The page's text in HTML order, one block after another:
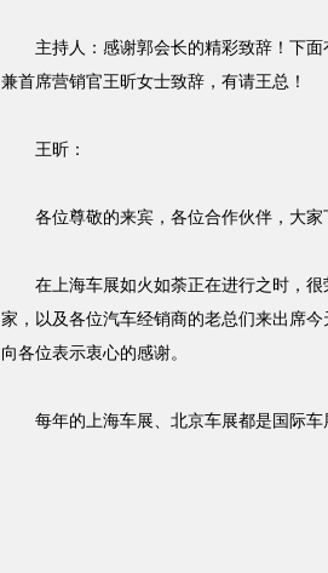
主持人：感谢郭会长的精彩致辞！下面
兼首席营销官王昕女士致辞，有请王总！
王昕：
各位尊敬的来宾，各位合作伙伴，大家
在上海车展如火如荼正在进行之时，很
家，以及各位汽车经销商的老总们来出席
向各位表示衷心的感谢。
每年的上海车展、北京车展都是国际车